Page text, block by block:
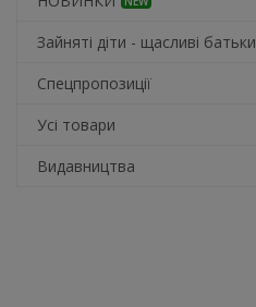
Зайняті діти - щасливі батьки
Спецпропозиції
Усі товари
Видавництва